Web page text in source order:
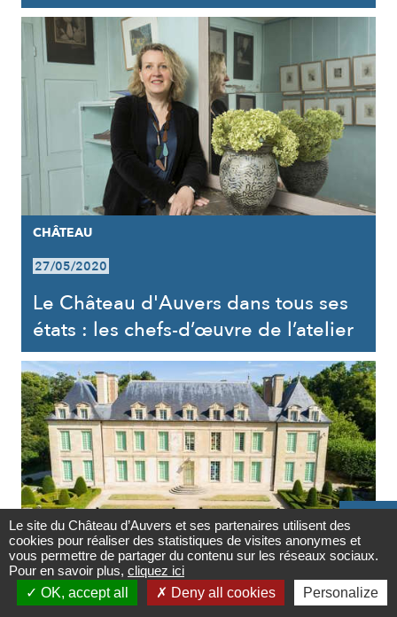
Contact

Newsletter
CHÂTEAU
27/05/2020
Le Château d'Auvers dans tous ses
états : les chefs-d’œuvre de l’atelier
CHÂTEAU
27/05/2020
Le site du Château d’Auvers et ses partenaires utilisent des
cookies pour réaliser des statistiques de visites anonymes et
vous permettre de partager du contenu sur les réseaux sociaux.
Pour en savoir plus, cliquez ici
OK, accept all
Deny all cookies Personalize